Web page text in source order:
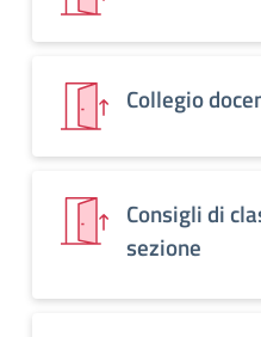
Collegio
Consigli di
sezione